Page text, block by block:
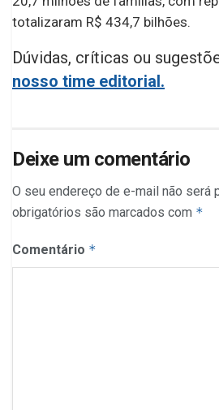
totalizaram R$ 434,7 bilhões.
Dúvidas, críticas ou
nosso time editorial.
Deixe um comentário
O seu endereço de e-mail não será
obrigatórios são marcados com *
Comentário *